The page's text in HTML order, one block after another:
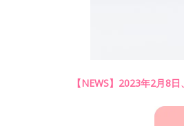
【NEWS】 2023年2月8日